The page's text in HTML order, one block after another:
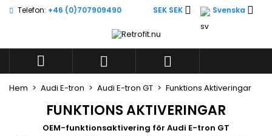
Telefon: +46 (0)707909490 Svenska 
SEK SEK 
  
Hem Audi E-tron Audi E-tron GT Funktions Aktiveringar
FUNKTIONS AKTIVERINGAR
OEM-funktionsaktivering för Audi E-tron GT
×
Create new list
×
((confirmMessage))
((cancelText)) ((modalDeleteText))
×
((label))
((cancelText)) ((createText))
×
Du måste vara inloggad för att kunna lägga till
produkter i din önskelista.
((cancelText)) ((loginText))